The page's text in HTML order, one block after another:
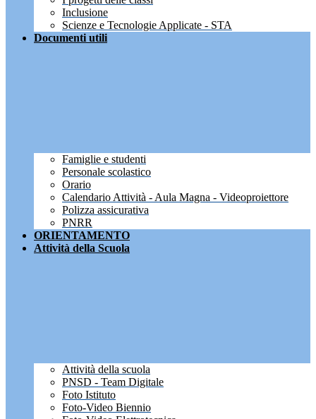
Inclusione
Scienze e Tecnologie Applicate - STA
Documenti utili
Famiglie e studenti
Personale scolastico
Orario
Calendario Attività - Aula Magna - Videoproiettore
Polizza assicurativa
PNRR
ORIENTAMENTO
Attività della Scuola
Attività della scuola
PNSD - Team Digitale
Foto Istituto
Foto-Video Biennio